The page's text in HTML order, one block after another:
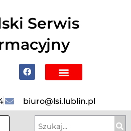
Serwis
biuro@lsi.lublin.pl